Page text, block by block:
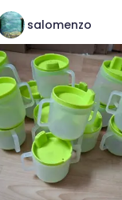
salomenzo